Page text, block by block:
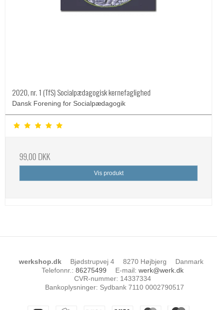
2020, nr. 1 (TfS) Socialpædagogisk kernefaglighed
Dansk Forening for Socialpædagogik
99,00 DKK
Vis produkt
werkshop.dk Bjødstrupvej 4 8270 Højbjerg
Danmark
Telefonnr. : 86275499 E-mail: werk@werk.dk
CVR-nummer: 14337334
Bankoplysninger: Sydbank 7110 0002790517